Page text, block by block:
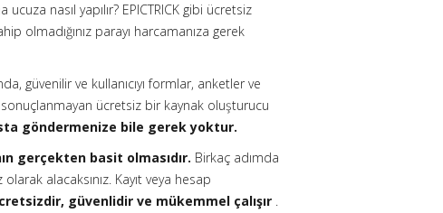
ucuza nasıl yapılır? EPICTRICK gibi ücretsiz
olmadığınız parayı harcamanıza gerek
güvenilir ve kullanıcıyı formlar, anketler ve
ücretsiz bir kaynak oluşturucu
göndermenize bile gerek yoktur.
gerçekten basit olmasıdır. Birkaç adımda
alacaksınız. Kayıt veya hesap
güvenlidir ve mükemmel çalışır .